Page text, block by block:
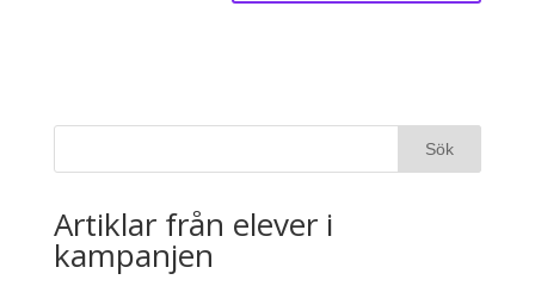
Artiklar från elever i
kampanjen